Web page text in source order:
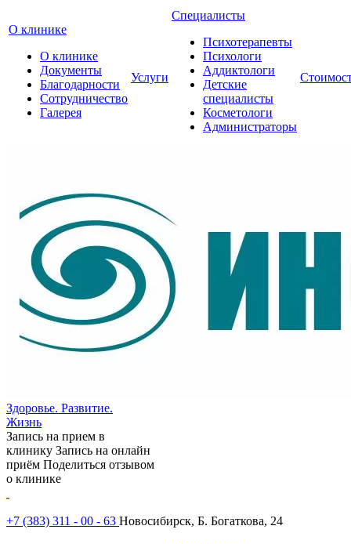
О клинике
О клинике
Документы
Благодарности
Сотрудничество
Галерея
Услуги
Специалисты
Психотерапевты
Психологи
Аддиктологи
Детские
специалисты
Косметологи
Администраторы
Здоровье. Развитие.
Жизнь
Запись на прием в
клинику Запись на онлайн
приём Поделиться отзывом
о клинике
+7 (383) 311 - 00 - 63 Новосибирск, Б. Богаткова, 24